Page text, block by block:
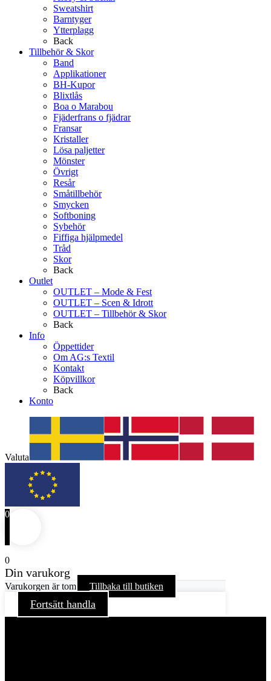
Sweatshirt
Barntyger
Ytterplagg
Back
Tillbehör & Skor
Band
Applikationer
BH-Kupor
Blixtlås
Boa o Marabou
Fjäderfrans o fjädrar
Fransar
Kristaller
Lösa paljetter
Mönster
Övrigt
Resår
Småtillbehör
Smycken
Softboning
Sybehör
Fiffiga hjälpmedel
Tråd
Skor
Back
Outlet
OUTLET – Mode & Fest
OUTLET – Scen & Idrott
OUTLET – Tillbehör & Skor
Back
Info
Öppettider
Om AG:s Textil
Kontakt
Köpvillkor
Back
Konto
Valuta
0
0
Din varukorg
Varukorgen är tom Tillbaka till butiken
Fortsätt handla